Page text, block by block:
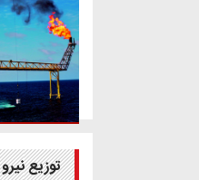
توزیع نیرو